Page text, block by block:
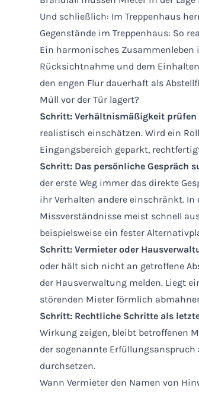
Und schließlich: Im Treppenhaus
Gegenstände im Treppenhaus: So
Ein harmonisches
Rücksichtnahme und dem
den engen Flur dauerhaft als
Müll vor der Tür lagert?
Schritt: Verhältnismäßigkeit prüfen
realistisch einschätzen. Wird ein
Eingangsbereich geparkt,
Schritt: Das persönliche Gespräch
der erste Weg immer das direkte
ihr Verhalten andere einschränkt.
Missverständnisse meist schnell
beispielsweise ein fester
Schritt: Vermieter oder
oder hält sich nicht an getroffene
der Hausverwaltung melden. Liegt
störenden Mieter förmlich
Schritt: Rechtliche Schritte als
Wirkung zeigen, bleibt betroffenen
der sogenannte
durchsetzen.
Wann Vermieter den Namen von